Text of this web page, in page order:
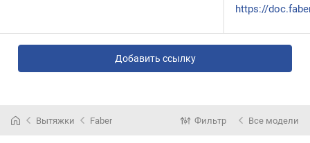
Добавить ссылку
Вытяжки Faber Фильтр Все модели